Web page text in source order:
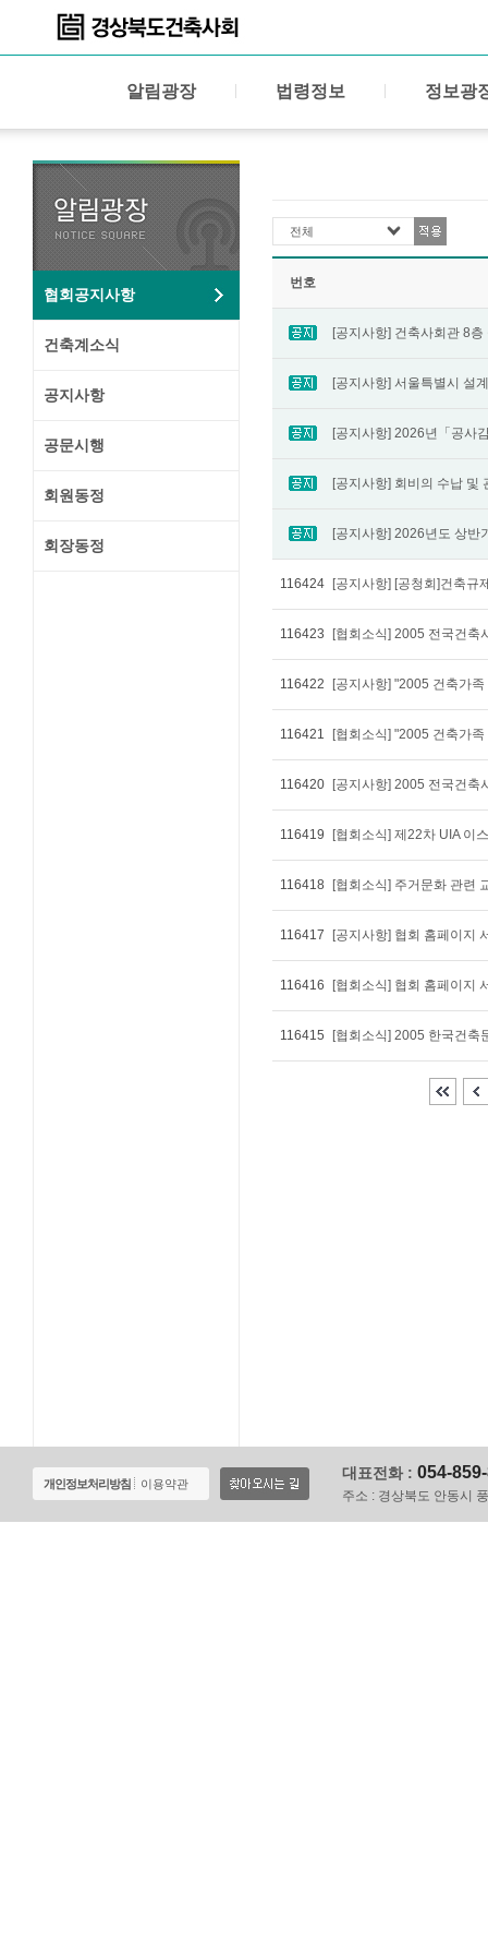
알림광장 법령정보 정보광
협회공지사항
건축계소식
공지사항
공문시행
회원동정
회장동정
전체
번호
[공지사항] 회비의 수납 및
116424 [공지사항] [공청회]건축규
116423 [협회소식] 2005 전국건축
116422 [공지사항] "2005 건축가
116421 [협회소식] "2005 건축가
116420 [공지사항] 2005 전국건축
116419 [협회소식] 제22차 UIA 이
116418 [협회소식] 주거문화 관련
116417 [공지사항] 협회 홈페이지
116416 [협회소식] 협회 홈페이지
116415 [협회소식] 2005 한국건축
개인정보처리방침 이용약관
대표전화 : 054-
주소 : 경상북도 안동시